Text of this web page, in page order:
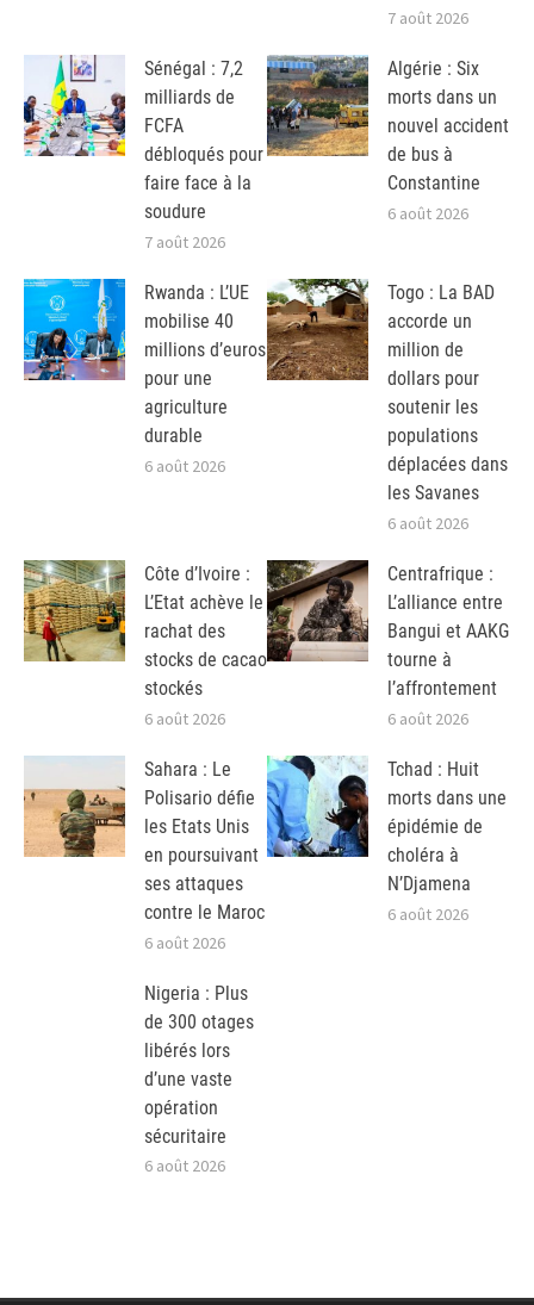
7 août 2026
Sénégal : 7,2
milliards de
FCFA
débloqués pour
faire face à la
soudure
7 août 2026
Algérie : Six
morts dans un
nouvel accident
de bus à
Constantine
6 août 2026
Rwanda : L’UE
mobilise 40
millions d’euros
pour une
agriculture
durable
6 août 2026
Togo : La BAD
accorde un
million de
dollars pour
soutenir les
populations
déplacées dans
les Savanes
6 août 2026
Côte d’Ivoire :
L’Etat achève le
rachat des
stocks de cacao
stockés
6 août 2026
Centrafrique :
L’alliance entre
Bangui et AAKG
tourne à
l’affrontement
6 août 2026
Sahara : Le
Polisario défie
les Etats Unis
en poursuivant
ses attaques
contre le Maroc
6 août 2026
Tchad : Huit
morts dans une
épidémie de
choléra à
N’Djamena
6 août 2026
Nigeria : Plus
de 300 otages
libérés lors
d’une vaste
opération
sécuritaire
6 août 2026